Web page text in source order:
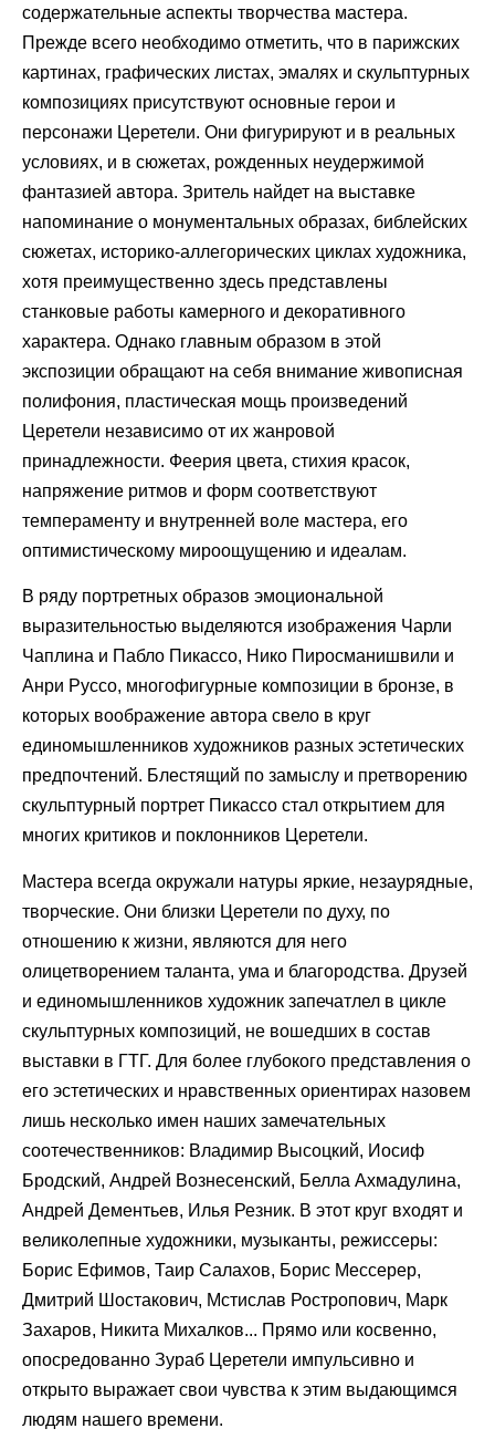
содержательные аспекты творчества мастера.
Прежде всего необходимо отметить, что в парижских
картинах, графических листах, эмалях и скульптурных
композициях присутствуют основные герои и
персонажи Церетели. Они фигурируют и в реальных
условиях, и в сюжетах, рожденных неудержимой
фантазией автора. Зритель найдет на выставке
напоминание о монументальных образах, библейских
сюжетах, историко-аллегорических циклах художника,
хотя преимущественно здесь представлены
станковые работы камерного и декоративного
характера. Однако главным образом в этой
экспозиции обращают на себя внимание живописная
полифония, пластическая мощь произведений
Церетели независимо от их жанровой
принадлежности. Феерия цвета, стихия красок,
напряжение ритмов и форм соответствуют
темпераменту и внутренней воле мастера, его
оптимистическому мироощущению и идеалам.
В ряду портретных образов эмоциональной
выразительностью выделяются изображения Чарли
Чаплина и Пабло Пикассо, Нико Пиросманишвили и
Анри Руссо, многофигурные композиции в бронзе, в
которых воображение автора свело в круг
единомышленников художников разных эстетических
предпочтений. Блестящий по замыслу и претворению
скульптурный портрет Пикассо стал открытием для
многих критиков и поклонников Церетели.
Мастера всегда окружали натуры яркие, незаурядные,
творческие. Они близки Церетели по духу, по
отношению к жизни, являются для него
олицетворением таланта, ума и благородства. Друзей
и единомышленников художник запечатлел в цикле
скульптурных композиций, не вошедших в состав
выставки в ГТГ. Для более глубокого представления о
его эстетических и нравственных ориентирах назовем
лишь несколько имен наших замечательных
соотечественников: Владимир Высоцкий, Иосиф
Бродский, Андрей Вознесенский, Белла Ахмадулина,
Андрей Дементьев, Илья Резник. В этот круг входят и
великолепные художники, музыканты, режиссеры:
Борис Ефимов, Таир Салахов, Борис Мессерер,
Дмитрий Шостакович, Мстислав Ростропович, Марк
Захаров, Никита Михалков... Прямо или косвенно,
опосредованно Зураб Церетели импульсивно и
открыто выражает свои чувства к этим выдающимся
людям нашего времени.